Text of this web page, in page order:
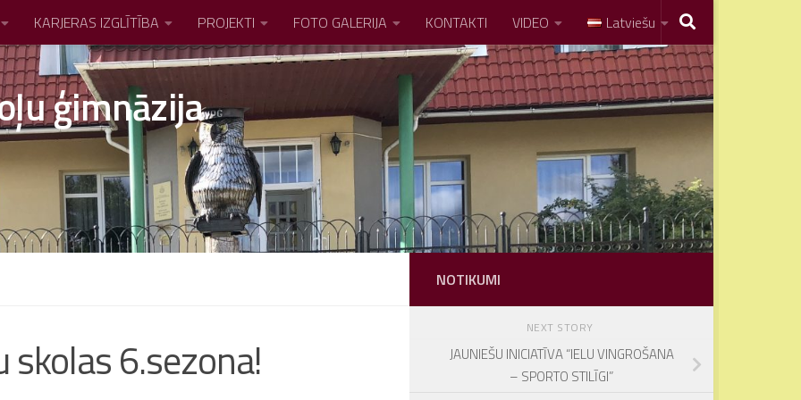
KARJERAS IZGLĪTĪBA PROJEKTI FOTO GALERIJA KONTAKTI VIDEO Latviešu
ģimnāzija
skolas 6.sezona!
NOTIKUMI
NEXT STORY
JAUNIEŠU INICIATĪVA “IELU VINGROŠANA
– SPORTO STILĪGI”